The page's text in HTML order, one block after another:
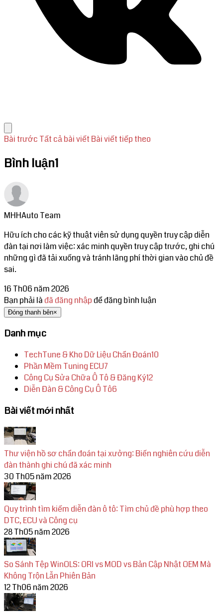
Bài trước Tất cả bài viết Bài viết tiếp theo
Bình luận1
MHHAuto Team
Hữu ích cho các kỹ thuật viên sử dụng quyền truy cập diễn
đàn tại nơi làm việc: xác minh quyền truy cập trước, ghi chú
những gì đã tải xuống và tránh lãng phí thời gian vào chủ đề
sai.
16 Th06 năm 2026
Bạn phải là đã đăng nhậpđể đăng bình luận
Đóng thanh bên×
Danh mục
TechTune & Kho Dữ Liệu Chẩn Đoán10
Phần Mềm Tuning ECU7
Công Cụ Sửa Chữa Ô Tô & Đăng Ký12
Diễn Đàn & Công Cụ Ô Tô6
Bài viết mới nhất
Thư viện hồ sơ chẩn đoán tại xưởng: Biến nghiên cứu diễn
đàn thành ghi chú đã xác minh
30 Th05 năm 2026
Quy trình tìm kiếm diễn đàn ô tô: Tìm chủ đề phù hợp theo
DTC, ECU và Công cụ
28 Th05 năm 2026
So Sánh Tệp WinOLS: ORI vs MOD vs Bản Cập Nhật OEM Mà
Không Trộn Lẫn Phiên Bản
12 Th06 năm 2026